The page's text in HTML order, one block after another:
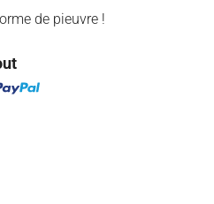
de pieuvre !